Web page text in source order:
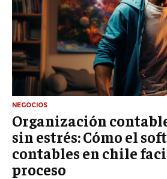
NEGOCIOS
Organización
sin estrés: Cómo el
contables en chile
proceso